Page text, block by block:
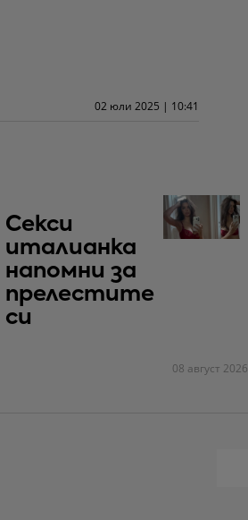
02 юли 2025 | 10:41
Секси
италианка
напомни за
прелестите
си
08 август 2026